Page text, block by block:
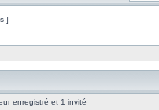
]
enregistré et 1 invité